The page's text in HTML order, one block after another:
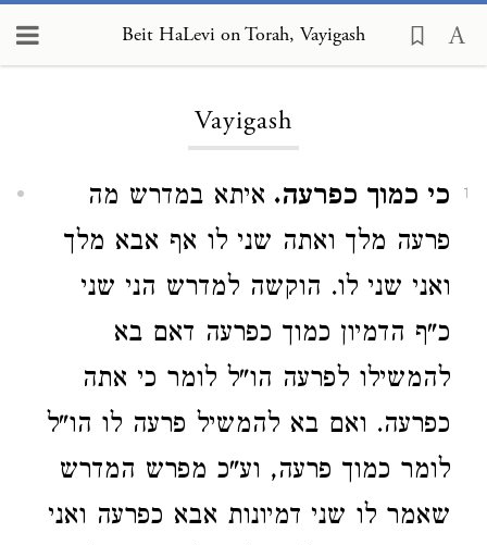
Beit HaLevi on Torah, Vayigash
Vayigash
1 כי כמוך כפרעה. איתא במדרש מה
פרעה מלך ואתה שני לו אף אבא מלך
ואני שני לו. הוקשה למדרש הני שני
כ"ף הדמיון כמוך כפרעה דאם בא
להמשילו לפרעה הו"ל לומר כי אתה
כפרעה. ואם בא להמשיל פרעה לו הו"ל
לומר כמוך פרעה, וע"כ מפרש המדרש
שאמר לו שני דמיונות אבא כפרעה ואני